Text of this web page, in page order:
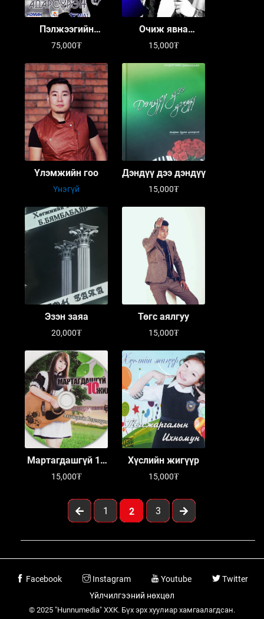
Пэлжээгийн
Адарсүрэн
75,000₮
Очиж явна
чамруугаа
15,000₮
Үлэмжийн гоо
Үнэгүй
Дэндүү дээ дэндүү
15,000₮
Эзэн заяа
20,000₮
Төгс аялгуу
15,000₮
Мартагдашгүй 10
жил
15,000₮
Хүслийн жигүүр
15,000₮
1 2 3
Facebook Instagram Youtube
Twitter
Үйлчилгээний нөхцөл
© 2025 "Hunnumedia" ХХК. Бүх эрх хуулиар хамгаалагдсан.